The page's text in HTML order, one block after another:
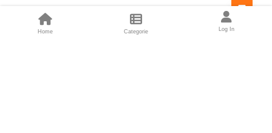
Home Categorie Log In